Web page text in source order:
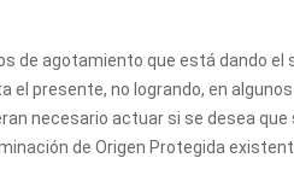
de agotamiento que está dando el
presente, no logrando, en
necesario actuar si se desea
de Origen Protegida